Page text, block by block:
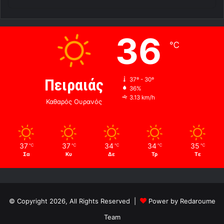
Πειραιάς
Καθαρός Ουρανός
36 ℃
37º - 30º
36%
3.13 km/h
37 ℃
Σα
37 ℃
Κυ
34 ℃
Δε
34 ℃
Τρ
35 ℃
Τε
© Copyright 2026, All Rights Reserved |
Power by Redaroume
Team